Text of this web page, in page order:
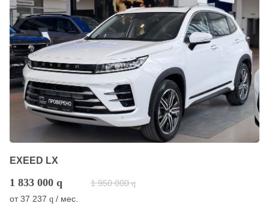
EXEED LX
1 833 000 q 1 950 000 q
от37 237 q / мес.